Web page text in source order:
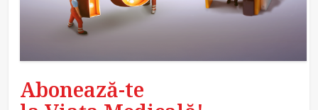
Abonează-te